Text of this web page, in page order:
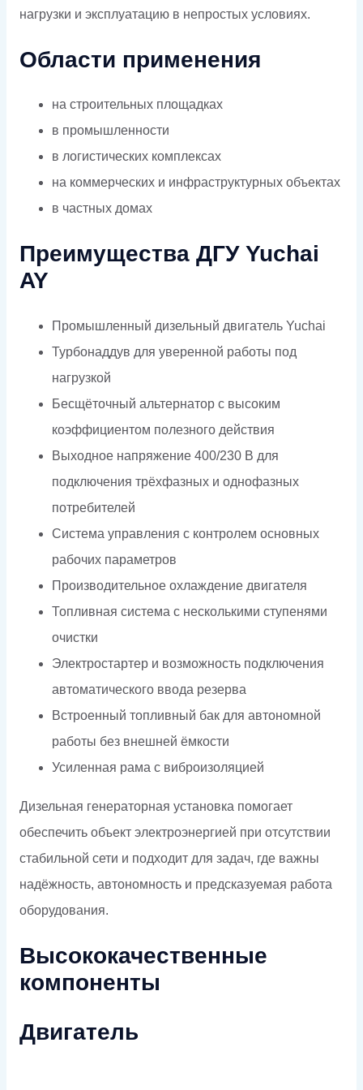
нагрузки и эксплуатацию в непростых условиях.
Области применения
на строительных площадках
в промышленности
в логистических комплексах
на коммерческих и инфраструктурных объектах
в частных домах
Преимущества ДГУ Yuchai
AY
Промышленный дизельный двигатель Yuchai
Турбонаддув для уверенной работы под
нагрузкой
Бесщёточный альтернатор с высоким
коэффициентом полезного действия
Выходное напряжение 400/230 В для
подключения трёхфазных и однофазных
потребителей
Система управления с контролем основных
рабочих параметров
Производительное охлаждение двигателя
Топливная система с несколькими ступенями
очистки
Электростартер и возможность подключения
автоматического ввода резерва
Встроенный топливный бак для автономной
работы без внешней ёмкости
Усиленная рама с виброизоляцией
Дизельная генераторная установка помогает
обеспечить объект электроэнергией при отсутствии
стабильной сети и подходит для задач, где важны
надёжность, автономность и предсказуемая работа
оборудования.
Высококачественные
компоненты
Двигатель